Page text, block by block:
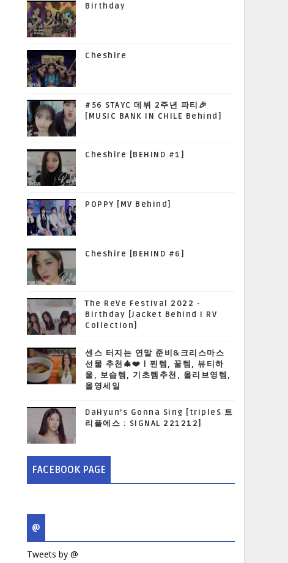
Birthday
Cheshire
#56 STAYC 데뷔 2주년 파티🎉
[MUSIC BANK IN CHILE Behind]
Cheshire [BEHIND #1]
POPPY [MV Behind]
Cheshire [BEHIND #6]
The ReVe Festival 2022 -
Birthday [Jacket Behind I RV
Collection]
센스 터지는 연말 준비&크리스마스
선물 추천🎄❤️ | 찐템, 꿀템, 뷰티하
울, 보습템, 기초템추천, 올리브영템,
올영세일
DaHyun’s Gonna Sing [tripleS 트
리플에스 : SIGNAL 221212]
FACEBOOK PAGE
@
Tweets by @